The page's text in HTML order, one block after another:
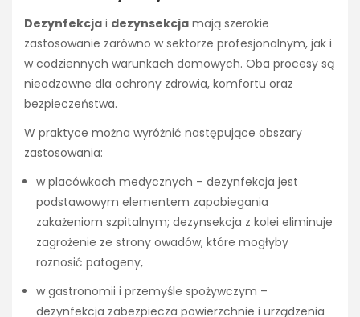
Dezynfekcja i dezynsekcja mają szerokie
zastosowanie zarówno w sektorze profesjonalnym, jak i
w codziennych warunkach domowych. Oba procesy są
nieodzowne dla ochrony zdrowia, komfortu oraz
bezpieczeństwa.
W praktyce można wyróżnić następujące obszary
zastosowania:
w placówkach medycznych – dezynfekcja jest
podstawowym elementem zapobiegania
zakażeniom szpitalnym; dezynsekcja z kolei eliminuje
zagrożenie ze strony owadów, które mogłyby
roznosić patogeny,
w gastronomii i przemyśle spożywczym –
dezynfekcja zabezpiecza powierzchnie i urządzenia